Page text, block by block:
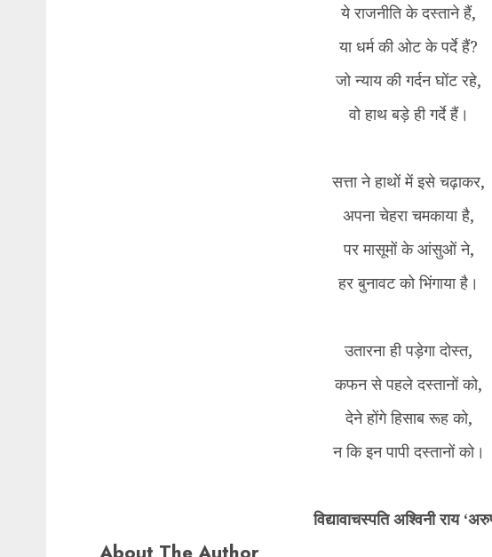
ये राजनीति के दस्ताने हैं,
या धर्म की ओट के पर्दे हैं?
जो न्याय की गर्दन घोंट रहे,
वो हाथ बड़े ही गर्दे हैं।
सत्ता ने हाथों में इसे चढ़ाकर,
अपना चेहरा चमकाया है,
पर मासूमों के आंसुओं ने,
हर बुनावट को भिंगाया है।
उतारना ही पड़ेगा दोस्त,
कफन से पहले दस्तानों को,
देने होंगे हिसाब रूह को,
न कि इन पापी दस्तानों को।
विद्यावाचस्पति अश्विनी राय